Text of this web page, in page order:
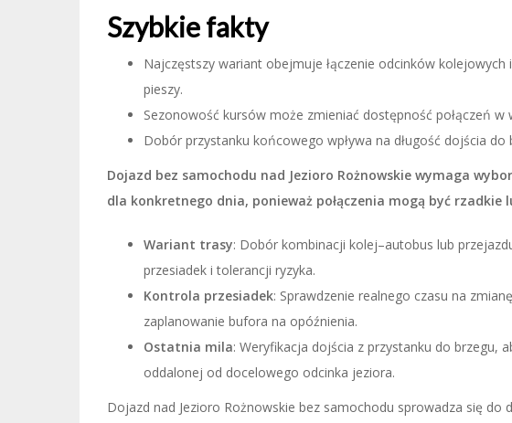
Szybkie fakty
Najczęstszy wariant obejmuje łączenie odcinków
pieszy.
Sezonowość kursów może zmieniać dostępność połączeń w
Dobór przystanku końcowego wpływa na długość dojścia do
Dojazd bez samochodu nad Jezioro Rożnowskie wymaga
dla konkretnego dnia, ponieważ połączenia mogą być rzadkie
Wariant trasy: Dobór kombinacji kolej–autobus lub
przesiadek i tolerancji ryzyka.
Kontrola przesiadek: Sprawdzenie realnego czasu na
zaplanowanie bufora na opóźnienia.
Ostatnia mila: Weryfikacja dojścia z przystanku do brzegu,
oddalonej od docelowego odcinka jeziora.
Dojazd nad Jezioro Rożnowskie bez samochodu sprowadza się do